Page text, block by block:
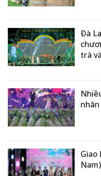
Đà
trà
Giao